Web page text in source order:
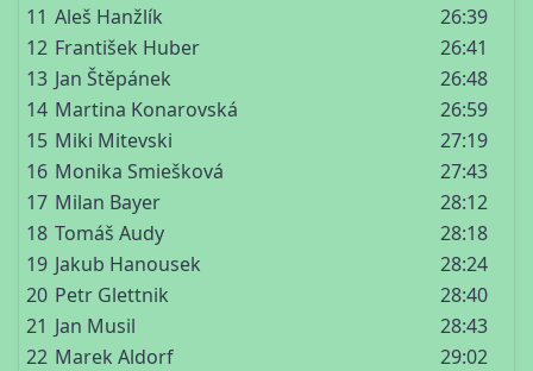
11 Aleš Hanžlík
26:39
12 František Huber
26:41
13 Jan Štěpánek
26:48
14 Martina Konarovská
26:59
15 Miki Mitevski
27:19
16 Monika Smiešková
27:43
17 Milan Bayer
28:12
18 Tomáš Audy
28:18
19 Jakub Hanousek
28:24
20 Petr Glettnik
28:40
21 Jan Musil
28:43
22 Marek Aldorf
29:02